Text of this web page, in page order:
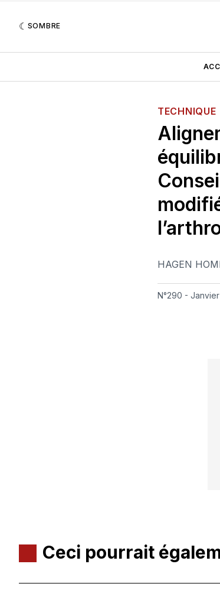
SOMBRE
TECHNIQUE
HAGEN
N°290 -
Ceci pourrait